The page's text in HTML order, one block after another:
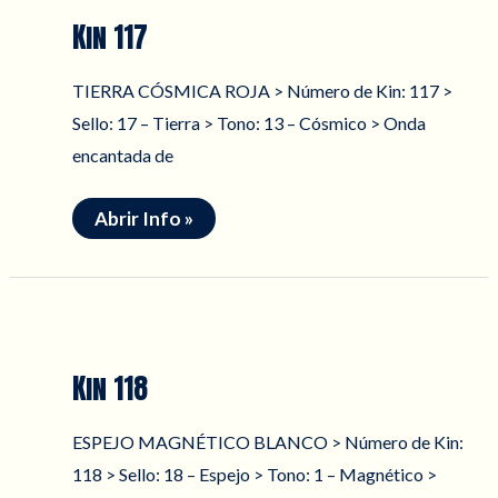
Kin 117
TIERRA CÓSMICA ROJA > Número de Kin: 117 >
Sello: 17 – Tierra > Tono: 13 – Cósmico > Onda
encantada de
Kin
117
Abrir Info »
Kin 118
ESPEJO MAGNÉTICO BLANCO > Número de Kin:
118 > Sello: 18 – Espejo > Tono: 1 – Magnético >